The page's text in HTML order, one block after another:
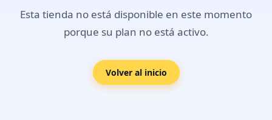
Esta tienda no está disponible en este momento
porque su plan no está activo.
Volver al inicio